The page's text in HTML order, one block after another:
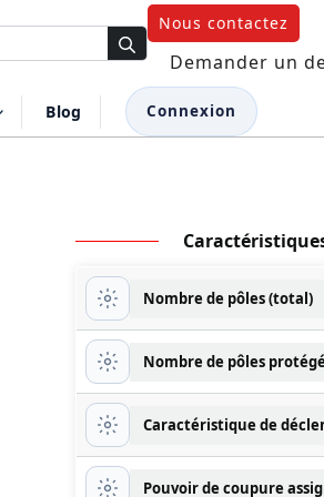
Nous contactez
Demander un
Blog Connexion
Nombre de pôles (total)
Nombre de pôles
Caractéristique de
Pouvoir de coupure